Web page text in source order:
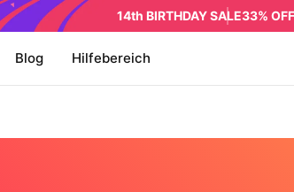
14th BIRTHDAY SALE33%
Blog Hilfebereich